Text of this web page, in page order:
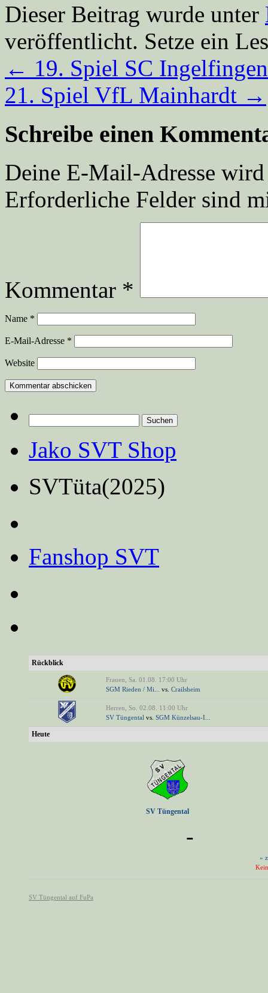
Dieser Beitrag wurde unter
veröffentlicht. Setze ein
← 19. Spiel SC Ingelfingen
21. Spiel VfL Mainhardt →
Schreibe einen
Deine E-Mail-Adresse
Erforderliche Felder sind
Kommentar *
Name *
E-Mail-Adresse *
Website
nach:
Jako SVT Shop
SVTüta(2025)
Fanshop SVT